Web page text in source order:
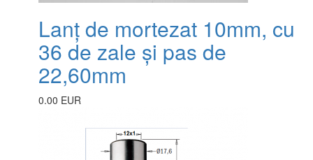
Lanț de mortezat 10mm, cu
36 de zale și pas de
22,60mm
0.00 EUR